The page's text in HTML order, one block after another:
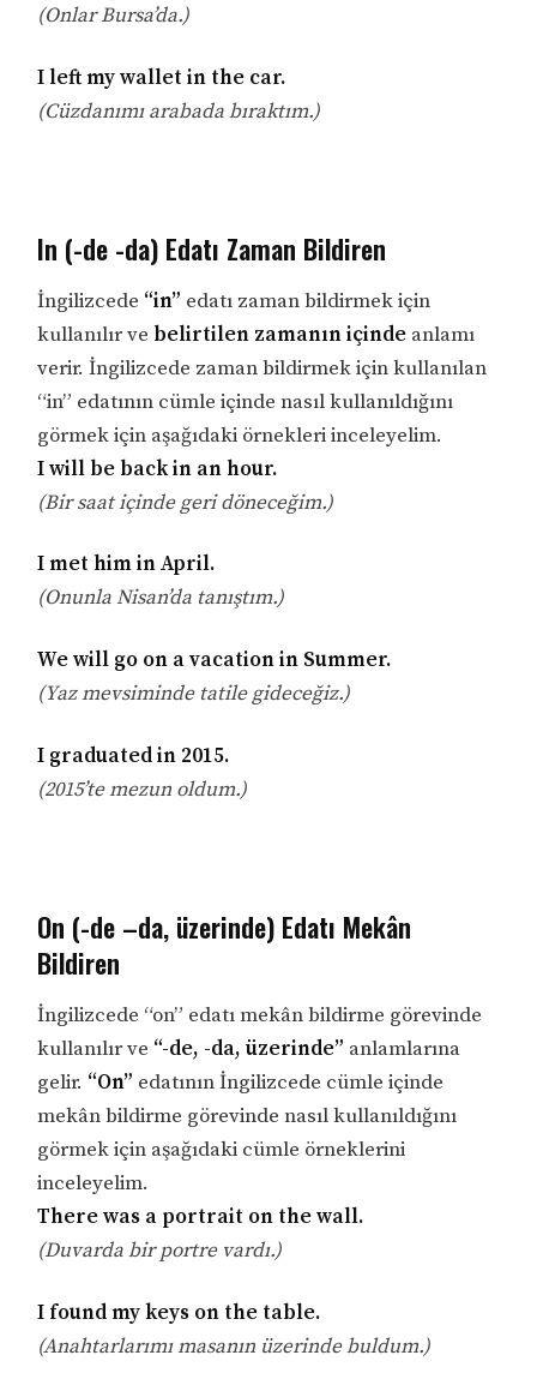
(Onlar Bursa’da.)
I left my wallet in the car.
(Cüzdanımı arabada bıraktım.)
In (-de -da) Edatı Zaman Bildiren
İngilizcede “in” edatı zaman bildirmek için
kullanılır vebelirtilen zamanın içinde anlamı
verir. İngilizcede zaman bildirmek için kullanılan
“in” edatının cümle içinde nasıl kullanıldığını
görmek için aşağıdaki örnekleri inceleyelim.
I will be back in an hour.
(Bir saat içinde geri döneceğim.)
I met him in April.
(Onunla Nisan’da tanıştım.)
We will go on a vacation in Summer.
(Yaz mevsiminde tatile gideceğiz.)
I graduated in 2015.
(2015’te mezun oldum.)
On (-de –da, üzerinde) Edatı Mekân
Bildiren
İngilizcede “on” edatı mekân bildirme görevinde
kullanılır ve “-de, -da, üzerinde” anlamlarına
gelir. “On” edatının İngilizcede cümle içinde
mekân bildirme görevinde nasıl kullanıldığını
görmek için aşağıdaki cümle örneklerini
inceleyelim.
There was a portrait on the wall.
(Duvarda bir portre vardı.)
I found my keys on the table.
(Anahtarlarımı masanın üzerinde buldum.)